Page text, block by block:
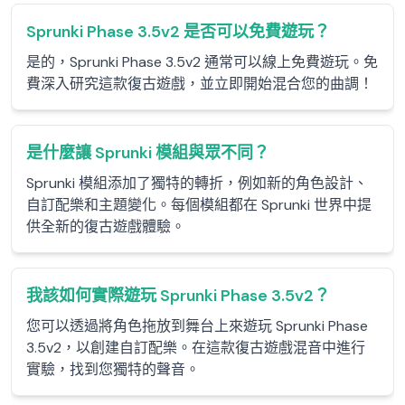
Sprunki Phase 3.5v2 是否可以免費遊玩？
是的，Sprunki Phase 3.5v2 通常可以線上免費遊玩。免
費深入研究這款復古遊戲，並立即開始混合您的曲調！
是什麼讓 Sprunki 模組與眾不同？
Sprunki 模組添加了獨特的轉折，例如新的角色設計、
自訂配樂和主題變化。每個模組都在 Sprunki 世界中提
供全新的復古遊戲體驗。
我該如何實際遊玩 Sprunki Phase 3.5v2？
您可以透過將角色拖放到舞台上來遊玩 Sprunki Phase
3.5v2，以創建自訂配樂。在這款復古遊戲混音中進行
實驗，找到您獨特的聲音。